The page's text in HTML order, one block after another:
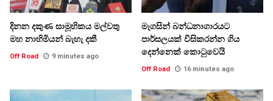
දිනන දකුණ සාමූහිකය මල්වතු
මහ නාහිමියන් බැහැ දකී
Off Road 9 minutes ago
මැගසින් බන්ධනාගාරයට
පාර්සලයක් විසිකරන්න ගිය
දෙන්නෙක් කොටුවෙයි
Off Road 16 minutes ago